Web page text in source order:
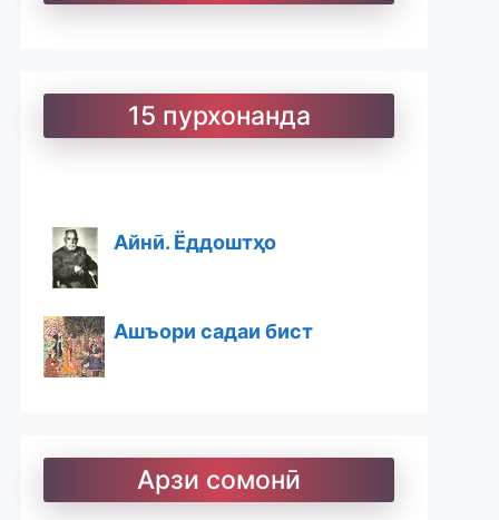
15 пурхонанда
Барои хатмкунанда
Арзи сомонӣ